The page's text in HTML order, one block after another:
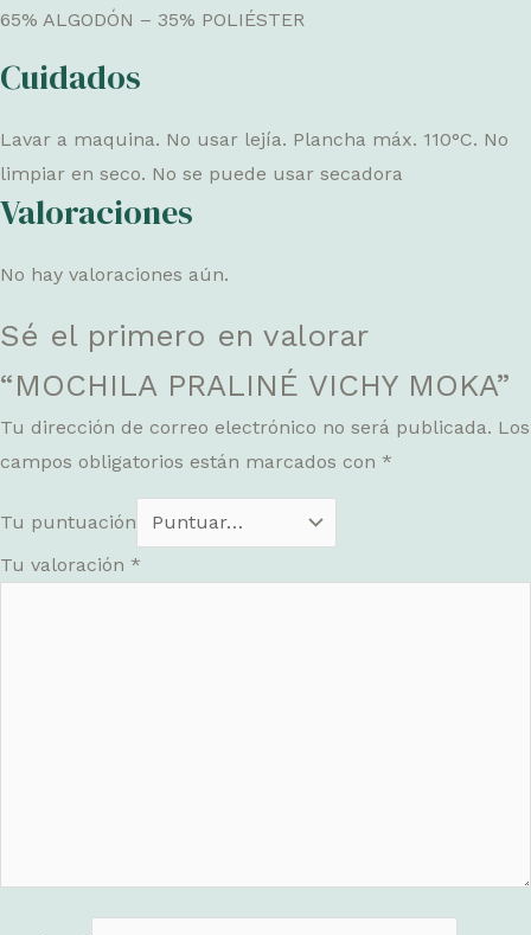
65% ALGODÓN – 35% POLIÉSTER
Cuidados
Lavar a maquina. No usar lejía. Plancha máx. 110°C. No
limpiar en seco. No se puede usar secadora
Valoraciones
No hay valoraciones aún.
Sé el primero en valorar
“MOCHILA PRALINÉ VICHY MOKA”
Tu dirección de correo electrónico no será publicada. Los
campos obligatorios están marcados con *
Tu puntuación
Tu valoración *